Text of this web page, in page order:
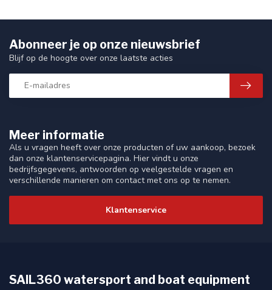
Meer informatie
Als u vragen heeft over onze producten of uw aankoop, bezoek
dan onze klantenservicepagina. Hier vindt u onze
bedrijfsgegevens, antwoorden op veelgestelde vragen en
verschillende manieren om contact met ons op te nemen.
Klantenservice
Abonneer je op onze nieuwsbrief
Blijf op de hoogte over onze laatste acties
SAIL360 watersport and boat equipment